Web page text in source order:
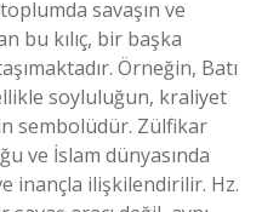
savaşın ve
bu kılıç, bir başka
Örneğin, Batı
soyluluğun, kraliyet
sembolüdür. Zülfikar
ve İslam dünyasında
inançla ilişkilendirilir. Hz.